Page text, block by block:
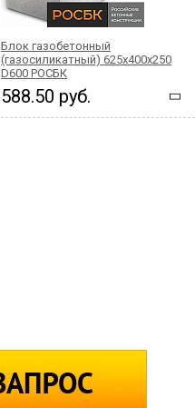
Блок газобетонный
(газосиликатный) 625x400x250
D600 РОСБК
588.50 руб.